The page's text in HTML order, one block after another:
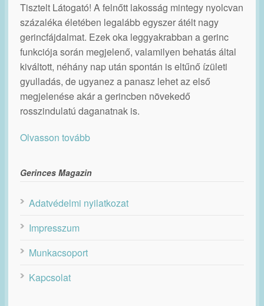
Tisztelt Látogató! A felnőtt lakosság mintegy nyolcvan
százaléka életében legalább egyszer átélt nagy
gerincfájdalmat. Ezek oka leggyakrabban a gerinc
funkciója során megjelenő, valamilyen behatás által
kiváltott, néhány nap után spontán is eltűnő ízületi
gyulladás, de ugyanez a panasz lehet az első
megjelenése akár a gerincben növekedő
rosszindulatú daganatnak is.
Olvasson tovább
Gerinces Magazin
Adatvédelmi nyilatkozat
Impresszum
Munkacsoport
Kapcsolat